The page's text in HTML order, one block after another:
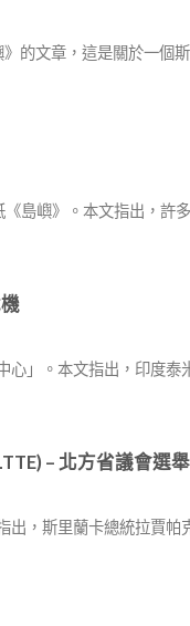
的文章，這是關於一個
島嶼》。本文指出，許
心」。本文指出，印度泰
– 北方省議會選
，斯里蘭卡總統拉賈帕